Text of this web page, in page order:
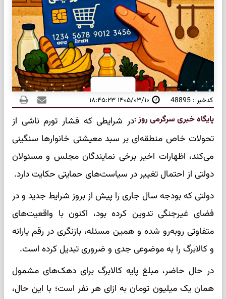
کدخبر : 48895 ۱۴۰۵/۰۳/۱۰ ۱۸:۴۵:۲۳
پایگاه خبری سرگرمی روز:در شرایطی که فشار تورم ناشی از
تحولات خاص منطقه‌ای بر سبد معیشتی خانوارها سنگینی
می‌کند، اظهارات اخیر برخی نمایندگان مجلس و مسئولان
دولتی از احتمال تغییر در سیاست‌های حمایتی حکایت دارد.
دولتی که بودجه سال جاری را پیش از بروز شرایط جدید و در
فضای غیرجنگی تدوین کرده بود، اکنون با واقعیت‌های
متفاوتی روبه‌رو شده و همین مسئله، بازنگری در رقم یارانه
و کالابرگ را به موضوعی جدی و ضروری تبدیل کرده است.
در حال حاضر، مبلغ پایه کالابرگ برای دهک‌های مشمول
همان یک میلیون تومان به ازای هر نفر است؛ با این حال،